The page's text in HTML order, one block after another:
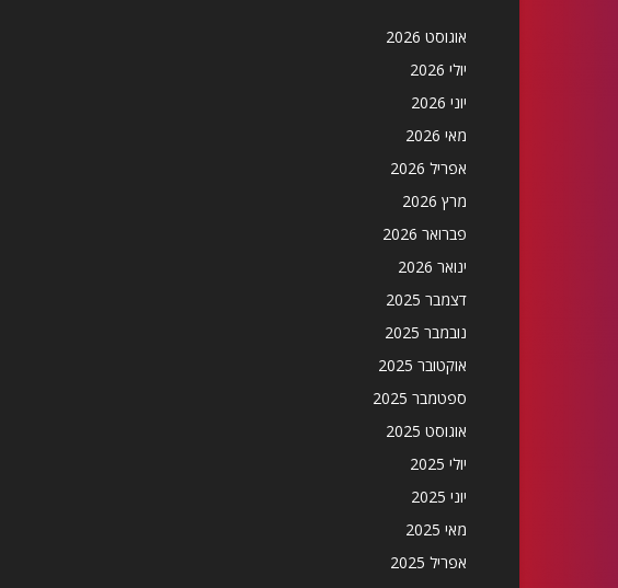
אוגוסט 2026
יולי 2026
יוני 2026
מאי 2026
אפריל 2026
מרץ 2026
פברואר 2026
ינואר 2026
דצמבר 2025
נובמבר 2025
אוקטובר 2025
ספטמבר 2025
אוגוסט 2025
יולי 2025
יוני 2025
מאי 2025
אפריל 2025